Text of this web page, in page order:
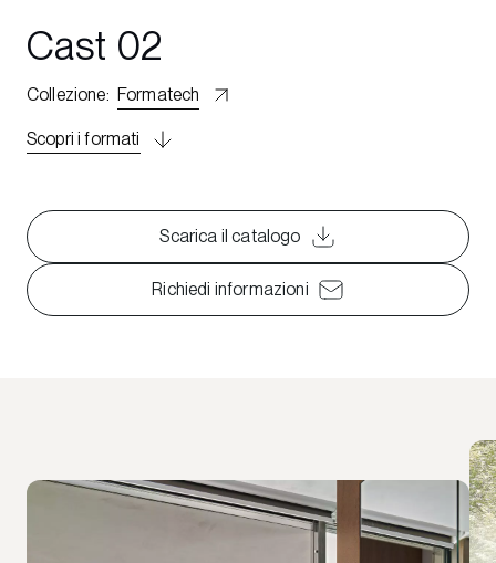
Cast 02
Collezione: Formatech
Scopri i formati
Scarica il catalogo
Richiedi informazioni